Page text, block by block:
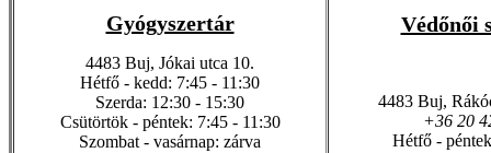
Gyógyszertár
4483 Buj, Jókai utca 10.
Hétfő - kedd: 7:45 - 11:30
Szerda: 12:30 - 15:30
Csütörtök - péntek: 7:45 - 11:30
Szombat - vasárnap: zárva
Védőnői
4483 Buj,
+36 20
Hétfő -